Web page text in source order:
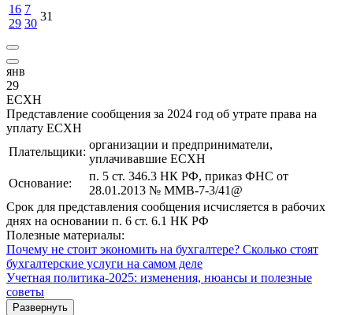
16
29
7
30
31
янв
29
ЕСХН
Представление сообщения за 2024 год об утрате права на
уплату ЕСХН
Плательщики:
организации и предприниматели,
уплачивавшие ЕСХН
Основание:
п. 5 ст. 346.3 НК РФ, приказ ФНС от
28.01.2013 № ММВ-7-3/41@
Срок для представления сообщения исчисляется в рабочих
днях на основании п. 6 ст. 6.1 НК РФ
Полезные материалы:
Почему не стоит экономить на бухгалтере? Сколько стоят
бухгалтерские услуги на самом деле
Учетная политика-2025: изменения, нюансы и полезные
советы
Развернуть